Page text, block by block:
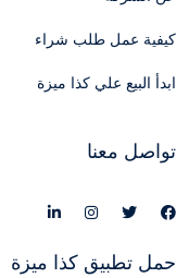
كيفية عمل طلب شراء
ابدأ البيع علي كذا ميزة
تواصل معنا
حمل تطبيق كذا ميزة